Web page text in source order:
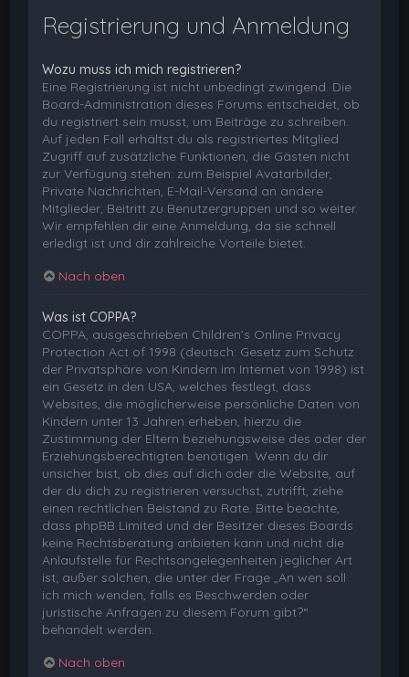
Registrierung und Anmeldung
Wozu muss ich mich registrieren?
Eine Registrierung ist nicht unbedingt zwingend. Die
Board-Administration dieses Forums entscheidet, ob
du registriert sein musst, um Beiträge zu schreiben.
Auf jeden Fall erhältst du als registriertes Mitglied
Zugriff auf zusätzliche Funktionen, die Gästen nicht
zur Verfügung stehen: zum Beispiel Avatarbilder,
Private Nachrichten, E-Mail-Versand an andere
Mitglieder, Beitritt zu Benutzergruppen und so weiter.
Wir empfehlen dir eine Anmeldung, da sie schnell
erledigt ist und dir zahlreiche Vorteile bietet.
Nach oben
Was ist COPPA?
COPPA, ausgeschrieben Children’s Online Privacy
Protection Act of 1998 (deutsch: Gesetz zum Schutz
der Privatsphäre von Kindern im Internet von 1998) ist
ein Gesetz in den USA, welches festlegt, dass
Websites, die möglicherweise persönliche Daten von
Kindern unter 13 Jahren erheben, hierzu die
Zustimmung der Eltern beziehungsweise des oder der
Erziehungsberechtigten benötigen. Wenn du dir
unsicher bist, ob dies auf dich oder die Website, auf
der du dich zu registrieren versuchst, zutrifft, ziehe
einen rechtlichen Beistand zu Rate. Bitte beachte,
dass phpBB Limited und der Besitzer dieses Boards
keine Rechtsberatung anbieten kann und nicht die
Anlaufstelle für Rechtsangelegenheiten jeglicher Art
ist; außer solchen, die unter der Frage „An wen soll
ich mich wenden, falls es Beschwerden oder
juristische Anfragen zu diesem Forum gibt?“
behandelt werden.
Nach oben